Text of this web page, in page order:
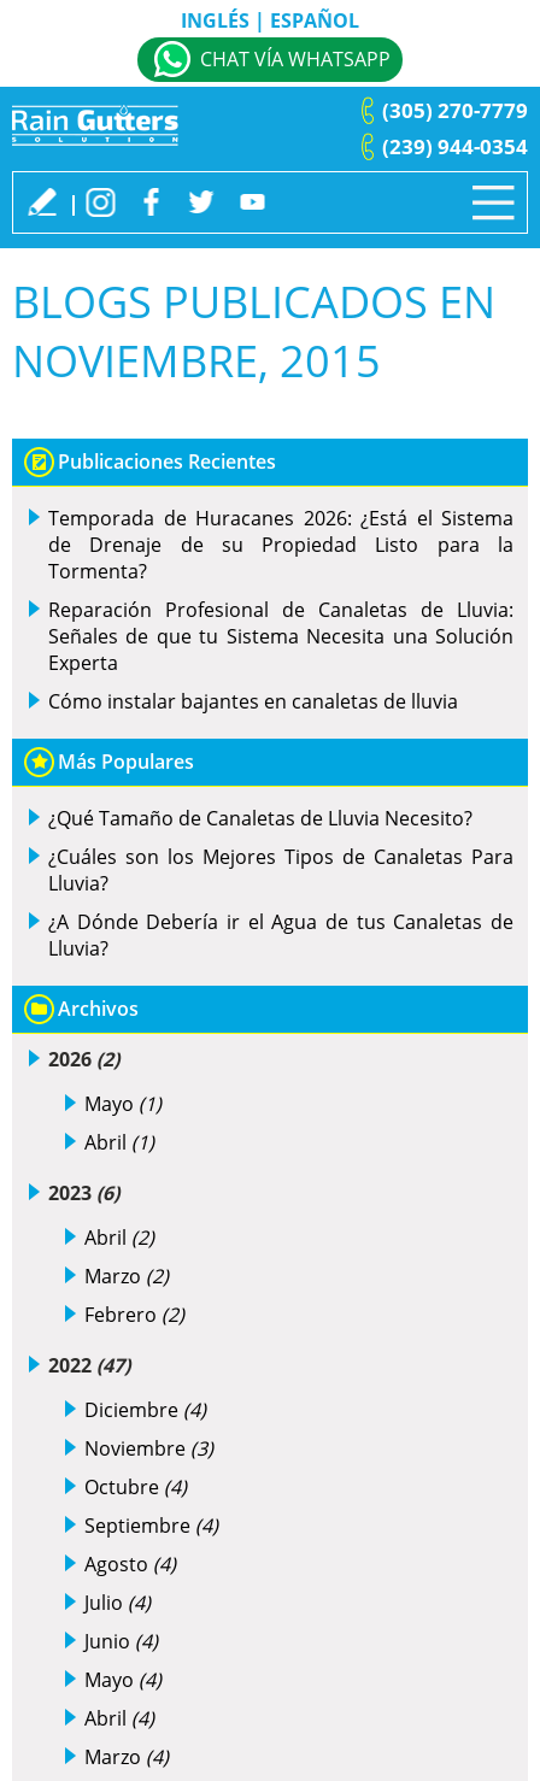
INGLÉS | ESPAÑOL
CHAT VÍA WHATSAPP
(239) 944-0354
(305) 270-7779
BLOGS PUBLICADOS EN
NOVIEMBRE, 2015
Publicaciones Recientes
Temporada de Huracanes 2026: ¿Está el Sistema
de Drenaje de su Propiedad Listo para la
Tormenta?
Reparación Profesional de Canaletas de Lluvia:
Señales de que tu Sistema Necesita una Solución
Experta
Cómo instalar bajantes en canaletas de lluvia
Más Populares
¿Qué Tamaño de Canaletas de Lluvia Necesito?
¿Cuáles son los Mejores Tipos de Canaletas Para
Lluvia?
¿A Dónde Debería ir el Agua de tus Canaletas de
Lluvia?
Archivos
2026 (2)
Mayo (1)
Abril (1)
2023 (6)
Abril (2)
Marzo (2)
Febrero (2)
2022 (47)
Diciembre (4)
Noviembre (3)
Octubre (4)
Septiembre (4)
Agosto (4)
Julio (4)
Junio (4)
Mayo (4)
Abril (4)
Marzo (4)